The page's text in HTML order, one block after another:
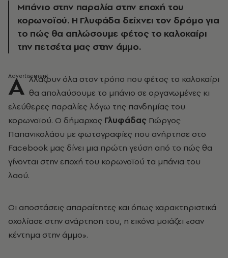
Μπάνιο στην παραλία στην εποχή του
κορωνοϊού. Η Γλυφάδα δείχνει τον δρόμο για
το πώς θα απλώσουμε φέτος το καλοκαίρι
την πετσέτα μας στην άμμο.
Α λλάζουν όλα στον τρόπο που φέτος το καλοκαίρι
θα απολαύσουμε το μπάνιο σε οργανωμένες κι
ελεύθερες παραλίες λόγω της πανδημίας του
κορωνοϊού. Ο δήμαρχος Γλυφάδας Γιώργος
Παπανικολάου με φωτογραφίες που ανήρτησε στο
Facebook μας δίνει μια πρώτη γεύση από το πώς θα
γίνονται στην εποχή του κορωνοϊού τα μπάνια του
λαού.
Οι αποστάσεις απαραίτητες και όπως χαρακτηριστικά
σχολίασε στην ανάρτηση του, η εικόνα μοιάζει «σαν
κέντημα στην άμμο».